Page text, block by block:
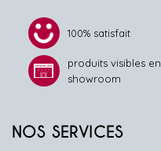
100% satisfait
produits visibles en
showroom
NOS SERVICES